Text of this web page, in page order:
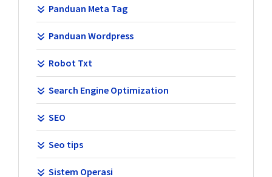
Panduan Meta Tag
Panduan Wordpress
Robot Txt
Search Engine Optimization
SEO
Seo tips
Sistem Operasi